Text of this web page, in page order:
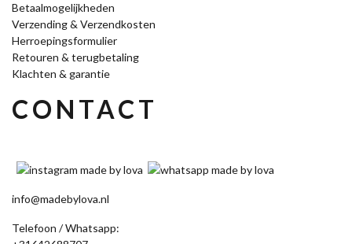
Betaalmogelijkheden
Verzending & Verzendkosten
Herroepingsformulier
Retouren & terugbetaling
Klachten & garantie
CONTACT
info@madebylova.nl
Telefoon / Whatsapp: